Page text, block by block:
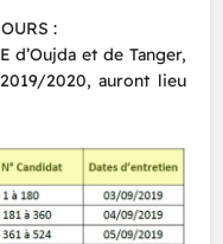
:
d’Oujda et de Tanger,
2020, auront lieu